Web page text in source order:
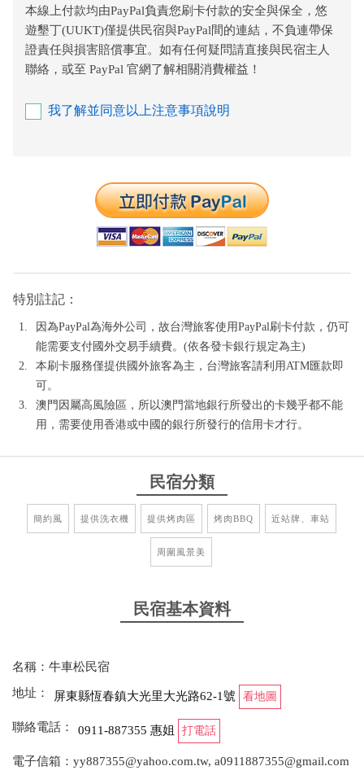
本線上付款均由PayPal負責您刷卡付款的安全與保全，悠
遊墾丁(UUKT)僅提供民宿與PayPal間的連結，不負連帶保
證責任與損害賠償事宜。如有任何疑問請直接與民宿主人
聯絡，或至 PayPal 官網了解相關消費權益！
我了解並同意以上注意事項說明
特別註記：
因為PayPal為海外公司，故台灣旅客使用PayPal刷卡付款，仍可
能需要支付國外交易手續費。(依各發卡銀行規定為主)
本刷卡服務僅提供國外旅客為主，台灣旅客請利用ATM匯款即
可。
澳門因屬高風險區，所以澳門當地銀行所發出的卡幾乎都不能
用，需要使用香港或中國的銀行所發行的信用卡才行。
民宿分類
簡約風 提供洗衣機 提供烤肉區 烤肉BBQ 近站牌、車站
周圍風景美
民宿基本資料
名稱：牛車松民宿
地址：
屏東縣恆春鎮大光里大光路62-1號 看地圖
聯絡電話： 0911-887355 惠姐 打電話
電子信箱：yy887355@yahoo.com.tw, a0911887355@gmail.com